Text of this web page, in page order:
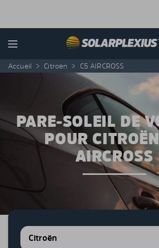
Menu
Accueil > Citroën > C5 AIRCROSS
PARE-SOLEIL DE
POUR
AIRCROSS
Citroën